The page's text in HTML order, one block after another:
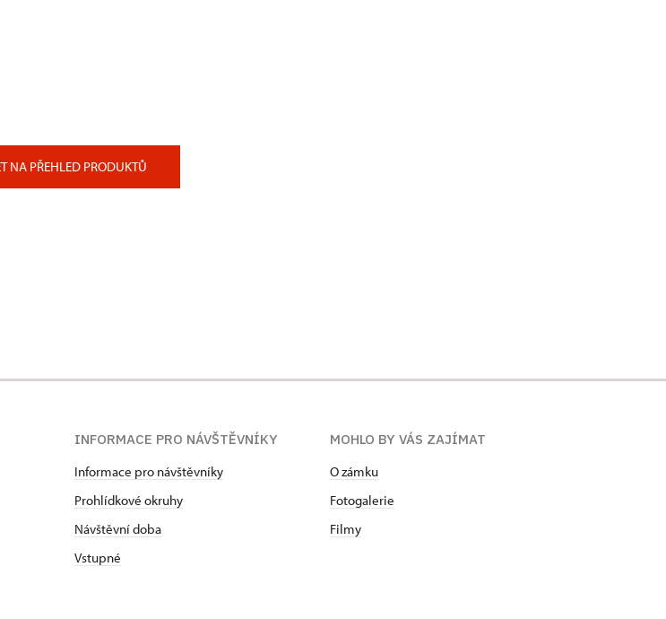
NA PŘEHLED PRODUKTŮ
INFORMACE PRO NÁVŠTĚVNÍKY
Informace pro návštěvníky
Prohlídkové okruhy
Návštěvní doba
Vstupné
MOHLO BY VÁS ZAJÍMAT
O zámku
Fotogalerie
Filmy